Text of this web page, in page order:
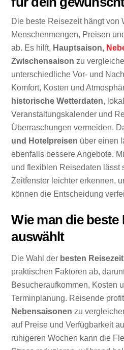
Die beste Reisezeit hängt von
Menschenmengen, Preisen
ab. Es hilft, Hauptsaison,
Zwischensaison zu
unterschiedliche Vor- und
Komfort, Kosten und
historische Wetterdaten,
Veranstaltungskalender und
Überraschungen vermeiden.
und Hotelpreisen über einen
ebenfalls bessere Angebote.
und flexiblen Reisedaten lässt
Zeitfenster leichter erkennen,
können die Entscheidung
Wie man die beste
auswählt
Die Wahl der besten Reisezeit
praktischen Faktoren ab,
Besucheraufkommen, Kosten
Terminplanung. Reisende
Nebensaisonen zu
auf Preise und Verfügbarkeit
ruhigeren Wochen kann die